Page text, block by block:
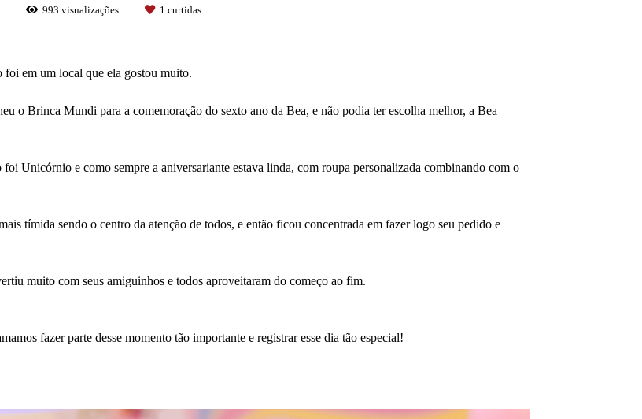
993 visualizações 1 curtidas
foi em um local que ela gostou muito.
o Brinca Mundi para a comemoração do sexto ano da Bea, e não podia ter escolha melhor, a Bea
Unicórnio e como sempre a aniversariante estava linda, com roupa personalizada combinando com o
tímida sendo o centro da atenção de todos, e então ficou concentrada em fazer logo seu pedido e
muito com seus amiguinhos e todos aproveitaram do começo ao fim.
fazer parte desse momento tão importante e registrar esse dia tão especial!